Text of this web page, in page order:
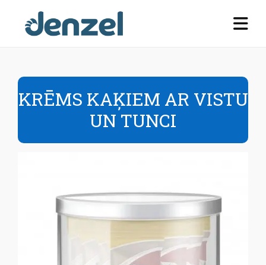
KRĒMS KAĶIEM AR VISTU
UN TUNCI